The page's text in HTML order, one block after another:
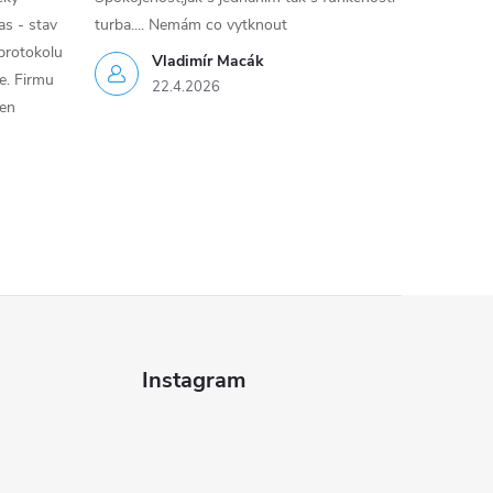
- stav
Firmu
Vladimír Macák
22.4.2026
turba.... Nemám co vytknout
Instagram